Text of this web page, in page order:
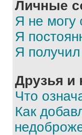
Личные
Я не могу
Я
Я
Друзья и
Что
Как